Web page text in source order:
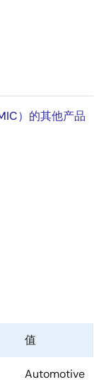
至 +125°C（T
）的其他产品
电路，由一个初
和一个专用复位
D ISO 26262
第二个带隙基
监控以及对内部
值
Automotive